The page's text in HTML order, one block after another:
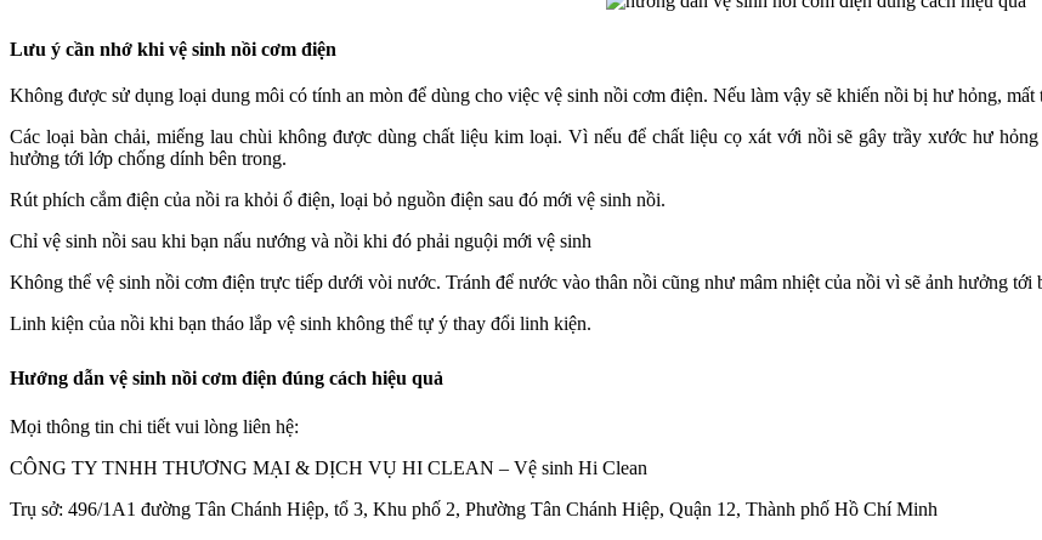
Lưu ý cần nhớ khi vệ sinh nồi cơm điện
Không được sử dụng loại dung môi có tính an mòn để dùng cho việc vệ sinh nồi cơm điện. Nếu làm vậy sẽ khiến nồi bị hư hỏng,
Các loại bàn chải, miếng lau chùi không được dùng chất liệu kim loại. Vì nếu để chất liệu cọ xát với nồi sẽ gây trầy xước hư
hưởng tới lớp chống dính bên trong.
Rút phích cắm điện của nồi ra khỏi ổ điện, loại bỏ nguồn điện sau đó mới vệ sinh nồi.
Chỉ vệ sinh nồi sau khi bạn nấu nướng và nồi khi đó phải nguội mới vệ sinh
Không thể vệ sinh nồi cơm điện trực tiếp dưới vòi nước. Tránh để nước vào thân nồi cũng như mâm nhiệt của nồi vì sẽ ảnh hưởng tới
Linh kiện của nồi khi bạn tháo lắp vệ sinh không thể tự ý thay đổi linh kiện.
Hướng dẫn vệ sinh nồi cơm điện đúng cách hiệu quả
Mọi thông tin chi tiết vui lòng liên hệ:
CÔNG TY TNHH THƯƠNG MẠI & DỊCH VỤ HI CLEAN – Vệ sinh Hi Clean
Trụ sở: 496/1A1 đường Tân Chánh Hiệp, tổ 3, Khu phố 2, Phường Tân Chánh Hiệp, Quận 12, Thành phố Hồ Chí Minh